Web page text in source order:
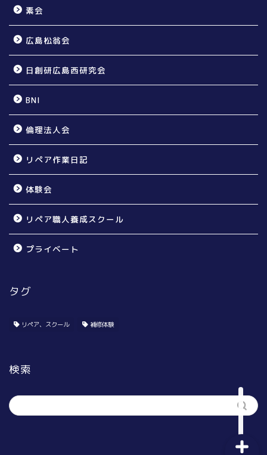
素会
広島松翁会
日創研広島西研究会
BNI
倫理法人会
リペア作業日記
体験会
リペア職人養成スクール
プライベート
タグ
リペア、スクール 補修体験
検索